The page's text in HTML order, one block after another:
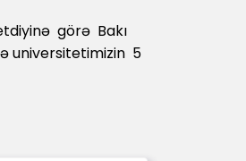
görə Bakı
universitetimizin 5